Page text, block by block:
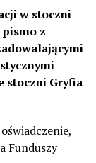
w stoczni
z
stoczni Gryfia
Funduszy